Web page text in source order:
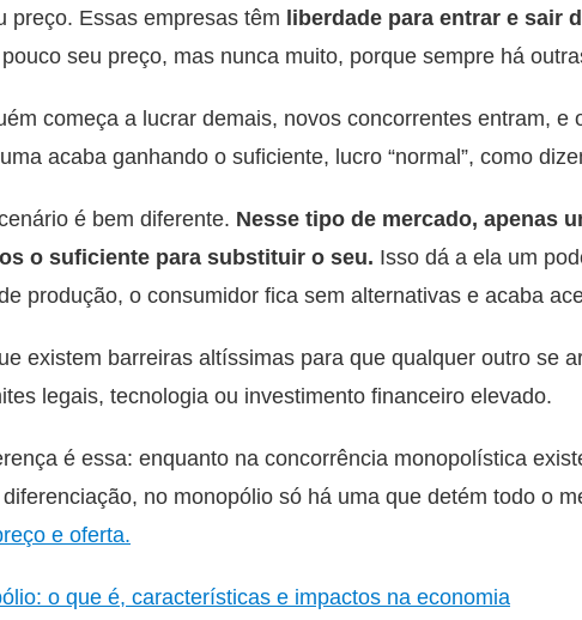
preço. Essas empresas têm liberdade para entrar e sair
seu preço, mas nunca muito, porque sempre há
começa a lucrar demais, novos concorrentes entram, e
acaba ganhando o suficiente, lucro “normal”, como
é bem diferente. Nesse tipo de mercado, apenas
o suficiente para substituir o seu. Isso dá a ela um
produção, o consumidor fica sem alternativas e acaba
existem barreiras altíssimas para que qualquer outro se
legais, tecnologia ou investimento financeiro elevado.
é essa: enquanto na concorrência monopolística
no monopólio só há uma que detém todo o
e oferta.
o que é, características e impactos na economia